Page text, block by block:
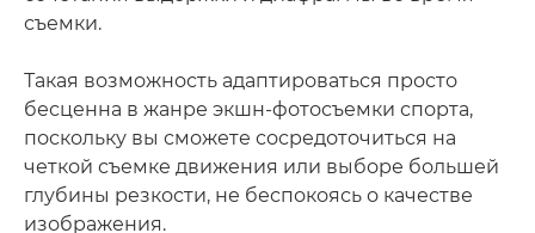
съемки.
Такая возможность адаптироваться просто
бесценна в жанре экшн-фотосъемки спорта,
поскольку вы сможете сосредоточиться на
четкой съемке движения или выборе большей
глубины резкости, не беспокоясь о качестве
изображения.